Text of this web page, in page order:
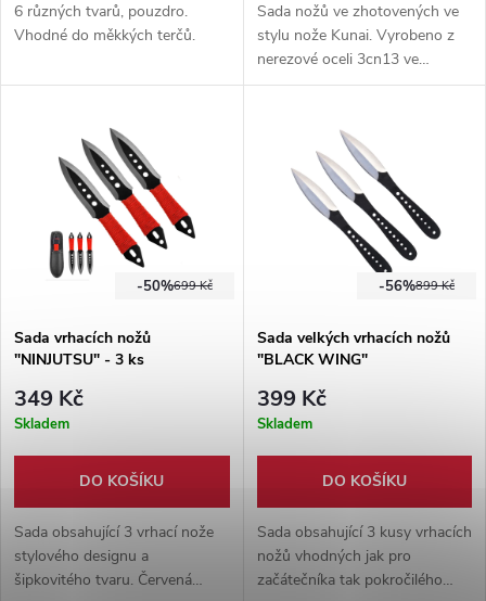
6 různých tvarů, pouzdro.
Vhodné do měkkých terčů.
Sada nožů ve zhotovených ve
stylu nože Kunai. Vyrobeno z
nerezové oceli 3cn13 ve
stříbrném zbarvení. Pevné
součástí balení.
699 Kč
-50%
Sada vrhacích nožů
"NINJUTSU" - 3 ks
349 Kč
Skladem
DO KOŠÍKU
Sada obsahující 3 vrhací nože
stylového designu a
šipkovitého tvaru. Červená
899 Kč
-56%
Sada velkých vrhacích nožů
"BLACK WING"
399 Kč
Skladem
DO KOŠÍKU
Sada obsahující 3 kusy vrhacích
nožů vhodných jak pro
začátečníka tak pokročilého